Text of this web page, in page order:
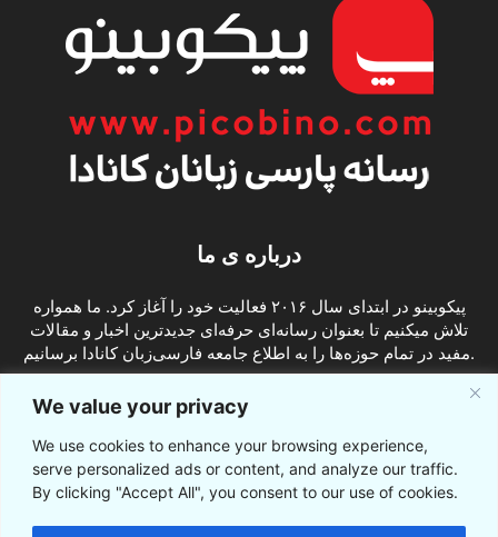
We value your privacy
We use cookies to enhance your browsing experience,
serve personalized ads or content, and analyze our traffic.
By clicking "Accept All", you consent to our use of cookies.
درباره ی ما
پیکوبینو در ابتدای سال ۲۰۱۶ فعالیت خود را آغاز کرد. ما همواره
تلاش میکنیم تا بعنوان رسانه‌ای حرفه‌ای جدیدترین اخبار و مقالات
مفید در تمام حوزه‌ها را به اطلاع جامعه فارسی‌زبان کانادا برسانیم.
ما را دنبال کنید